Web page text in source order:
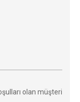
olan müşteri